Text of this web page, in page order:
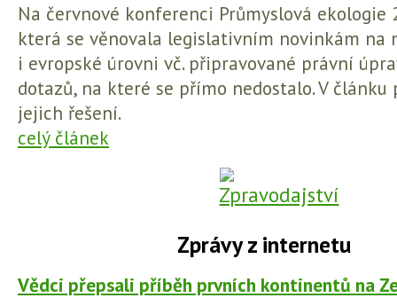
Na červnové konferenci Průmyslová ekologie
která se věnovala legislativním novinkám na
i evropské úrovni vč. připravované právní
dotazů, na které se přímo nedostalo. V článku
jejich řešení.
celý článek
Zprávy z internetu
Vědci přepsali příběh prvních kontinentů na